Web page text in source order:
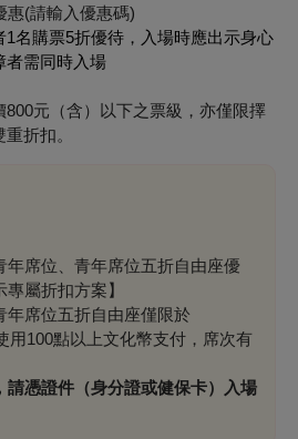
惠(請輸入優惠碼)
名購票5折優待，入場時應出示身心
者需同時入場
元（含）以下之票級， 亦僅限擇
折扣。
年席位、青年席位五折自由座優
屬折扣方案】
年席位五折自由座僅限於
用100點以上文化幣支付，席次有
憑證件（身分證或健保卡）入場